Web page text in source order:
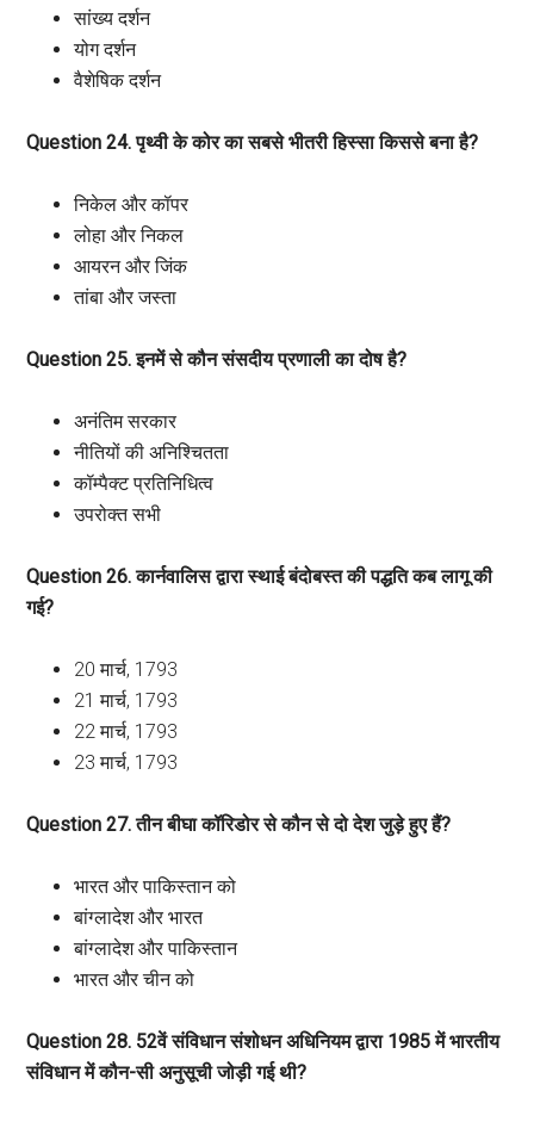
सांख्य दर्शन
योग दर्शन
वैशेषिक दर्शन
Question 24. पृथ्वी के कोर का सबसे भीतरी हिस्सा किससे बना है?
निकेल और कॉपर
लोहा और निकल
आयरन और जिंक
तांबा और जस्ता
Question 25. इनमें से कौन संसदीय प्रणाली का दोष है?
अनंतिम सरकार
नीतियों की अनिश्चितता
कॉम्पैक्ट प्रतिनिधित्व
उपरोक्त सभी
Question 26. कार्नवालिस द्वारा स्थाई बंदोबस्त की पद्धति कब लागू की
गई?
20 मार्च, 1793
21 मार्च, 1793
22 मार्च, 1793
23 मार्च, 1793
Question 27. तीन बीघा कॉरिडोर से कौन से दो देश जुड़े हुए हैं?
भारत और पाकिस्तान को
बांग्लादेश और भारत
बांग्लादेश और पाकिस्तान
भारत और चीन को
Question 28. 52वें संविधान संशोधन अधिनियम द्वारा 1985 में भारतीय
संविधान में कौन-सी अनुसूची जोड़ी गई थी?